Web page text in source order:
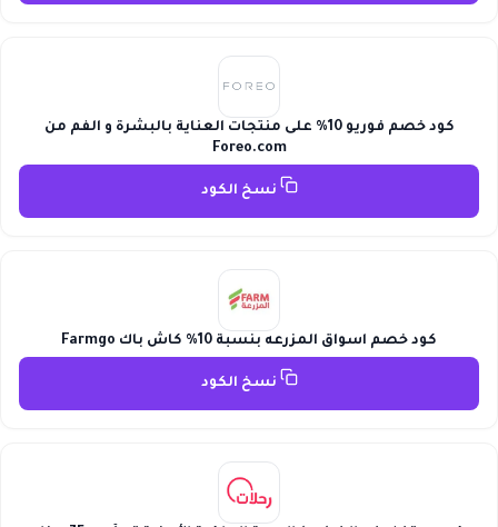
كود خصم فوريو 10% على منتجات العناية بالبشرة و الفم من
Foreo.com
نسخ الكود
كود خصم اسواق المزرعه بنسبة 10% كاش باك Farmgo
نسخ الكود